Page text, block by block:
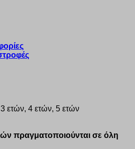
ετών, 4 ετών, 5 ετών
πραγματοποιούνται σε όλη